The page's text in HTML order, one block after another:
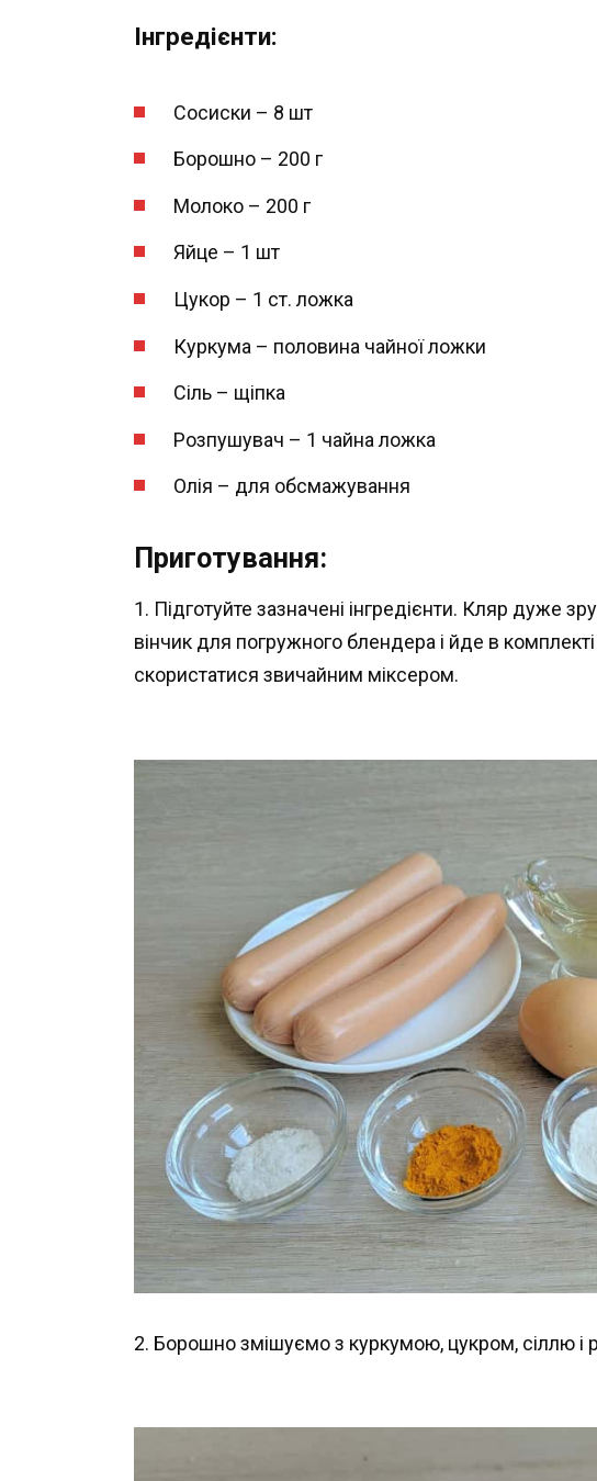
Інгредієнти:
Сосиски – 8 шт
Борошно – 200 г
Молоко – 200 г
Яйце – 1 шт
Цукор – 1 ст. ложка
Куркума – половина чайної ложки
Сіль – щіпка
Розпушувач – 1 чайна ложка
Олія – для обсмажування
Приготування:
1. Підготуйте зазначені інгредієнти. Кляр дуже
вінчик для погружного блендера і йде в
скористатися звичайним міксером.
2. Борошно змішуємо з куркумою, цукром, сіллю і